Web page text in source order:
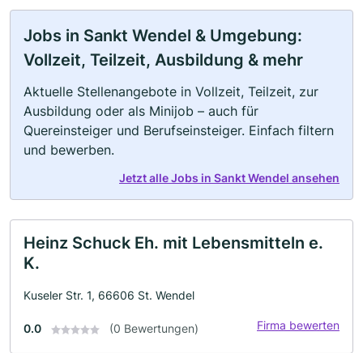
Jobs in Sankt Wendel & Umgebung:
Vollzeit, Teilzeit, Ausbildung & mehr
Aktuelle Stellenangebote in Vollzeit, Teilzeit, zur
Ausbildung oder als Minijob – auch für
Quereinsteiger und Berufseinsteiger. Einfach filtern
und bewerben.
Jetzt alle Jobs in Sankt Wendel ansehen
Heinz Schuck Eh. mit Lebensmitteln e.
K.
Kuseler Str. 1, 66606 St. Wendel
0.0 (0 Bewertungen) Firma bewerten